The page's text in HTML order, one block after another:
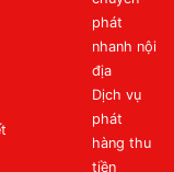
phát
nhanh nội
địa
Dịch vụ
phát
hàng thu
tiền